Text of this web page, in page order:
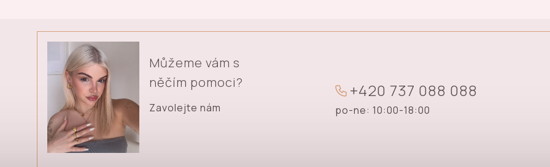
Můžeme vám s
něčím pomoci?
Zavolejte nám
+420 737 088 088
po-ne: 10:00-18:00